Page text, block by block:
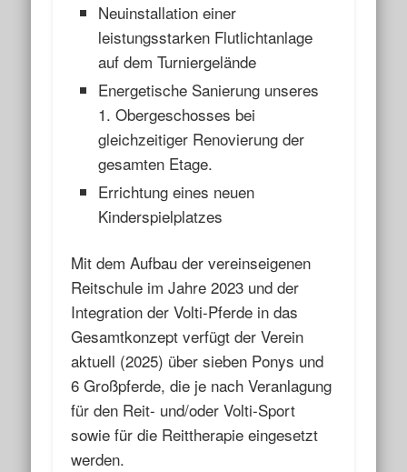
Neuinstallation einer
leistungsstarken Flutlichtanlage
auf dem Turniergelände
Energetische Sanierung unseres
1. Obergeschosses bei
gleichzeitiger Renovierung der
gesamten Etage.
Errichtung eines neuen
Kinderspielplatzes
Mit dem Aufbau der vereinseigenen
Reitschule im Jahre 2023 und der
Integration der Volti-Pferde in das
Gesamtkonzept verfügt der Verein
aktuell (2025) über sieben Ponys und
6 Großpferde, die je nach Veranlagung
für den Reit- und/oder Volti-Sport
sowie für die Reittherapie eingesetzt
werden.